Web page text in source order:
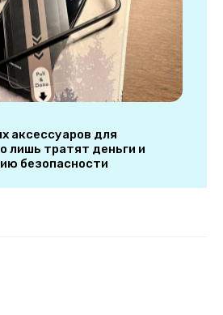
аксессуаров для
лишь тратят деньги и
безопасности